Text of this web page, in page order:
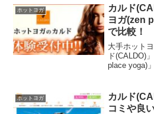
調べてみる
までありまし
ホットヨガ
カルド
ヨガ(zen
で比較！
大手ホット
ド(CALDO)
place yoga)
数」「3.営
ホットヨガ
カルド
コミや良